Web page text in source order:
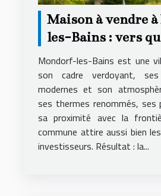
Maison à vendre
les-Bains : vers
se tourner ?
Mondorf-les-Bains est une
son cadre verdoyant,
modernes et son
ses thermes renommés, ses
sa proximité avec la
commune attire aussi bien
investisseurs. Résultat : la...